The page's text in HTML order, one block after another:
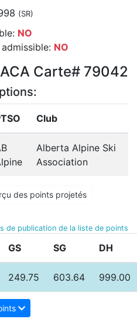
(SR)
NO
NO
ACA Carte# 79042
Club
Alberta Alpine Ski
Association
des points projetés
de publication de la liste de points
GS SG DH
249.75 603.64 999.00